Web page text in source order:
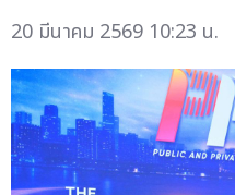
20 มีนาคม 2569 10:23 น.